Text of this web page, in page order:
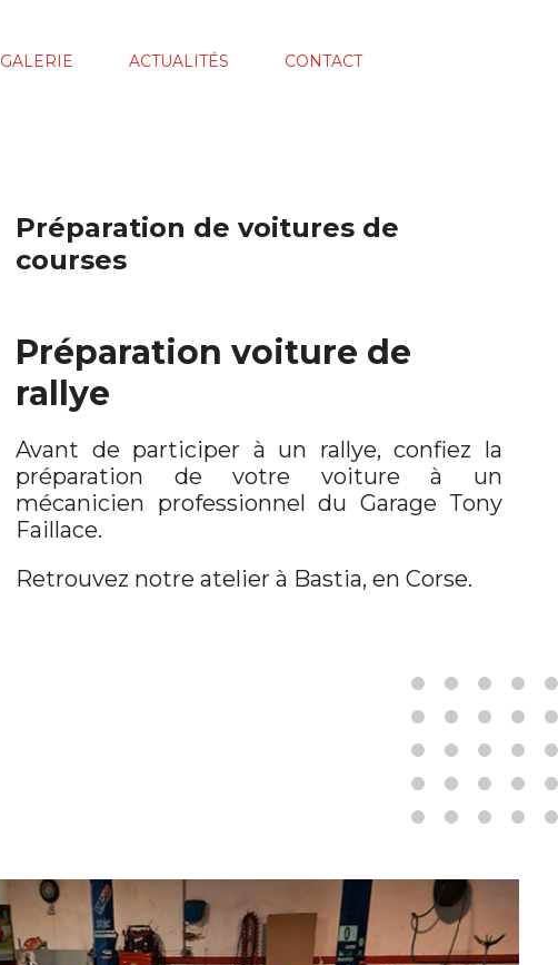
GALERIE ACTUALITÉS CONTACT
Préparation de voitures de
courses
Préparation voiture de
rallye
Avant de participer à un rallye, confiez la
préparation de votre voiture à un
mécanicien professionnel du Garage Tony
Faillace.
Retrouvez notre atelier à Bastia, en Corse.